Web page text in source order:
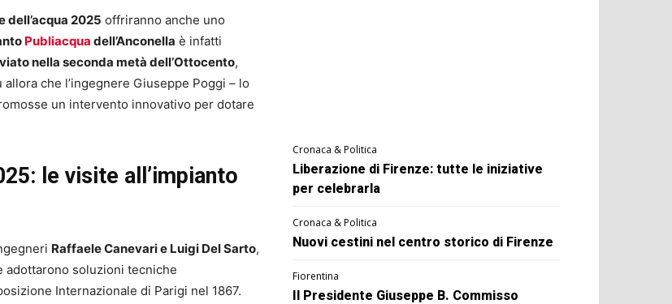
dell’acqua 2025 offriranno anche uno
Publiacqua dell’Anconella è infatti
nella seconda metà dell’Ottocento,
che l’ingegnere Giuseppe Poggi – lo
un intervento innovativo per dotare
le visite all’impianto
Raffaele Canevari e Luigi Del Sarto,
adottarono soluzioni tecniche
Internazionale di Parigi nel 1867.
Cronaca & Politica
Liberazione di Firenze: tutte le iniziative
per celebrarla
Cronaca & Politica
Nuovi cestini nel centro storico di Firenze
Fiorentina
Il Presidente Giuseppe B. Commisso